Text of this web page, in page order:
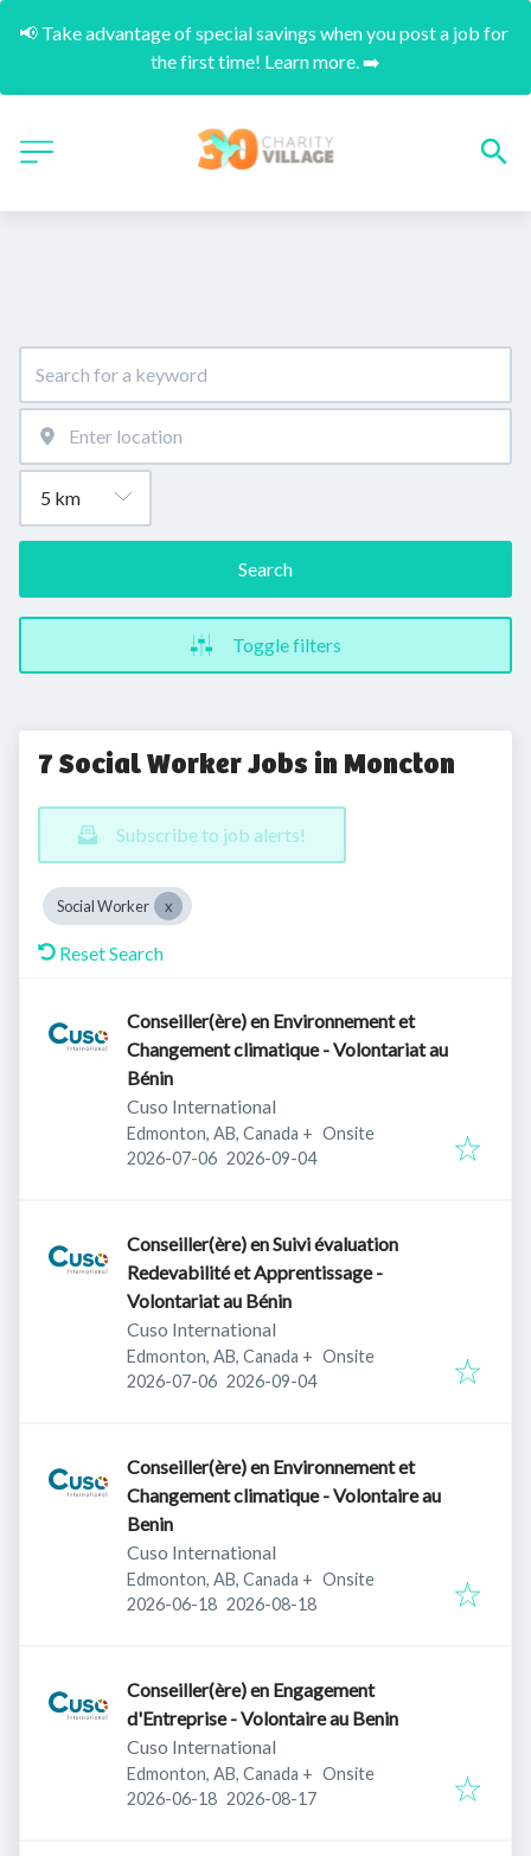
📢 Take advantage of special savings when you post a job for
the first time! Learn more. ➡️
Search
Toggle filters
7 Social Worker Jobs in Moncton
Subscribe to job alerts!
Social Worker
Reset Search
Conseiller(ère) en Environnement et
Changement climatique - Volontariat au
Bénin
Cuso International
Edmonton, AB, Canada + Onsite
Published:
2026-07-06 Expires:
2026-09-04
Conseiller(ère) en Suivi évaluation
Redevabilité et Apprentissage -
Volontariat au Bénin
Cuso International
Edmonton, AB, Canada + Onsite
Published:
2026-07-06 Expires:
2026-09-04
Conseiller(ère) en Environnement et
Changement climatique - Volontaire au
Benin
Cuso International
Edmonton, AB, Canada + Onsite
Published:
2026-06-18 Expires:
2026-08-18
Conseiller(ère) en Engagement
d'Entreprise - Volontaire au Benin
Cuso International
Edmonton, AB, Canada + Onsite
Published:
2026-06-18 Expires:
2026-08-17